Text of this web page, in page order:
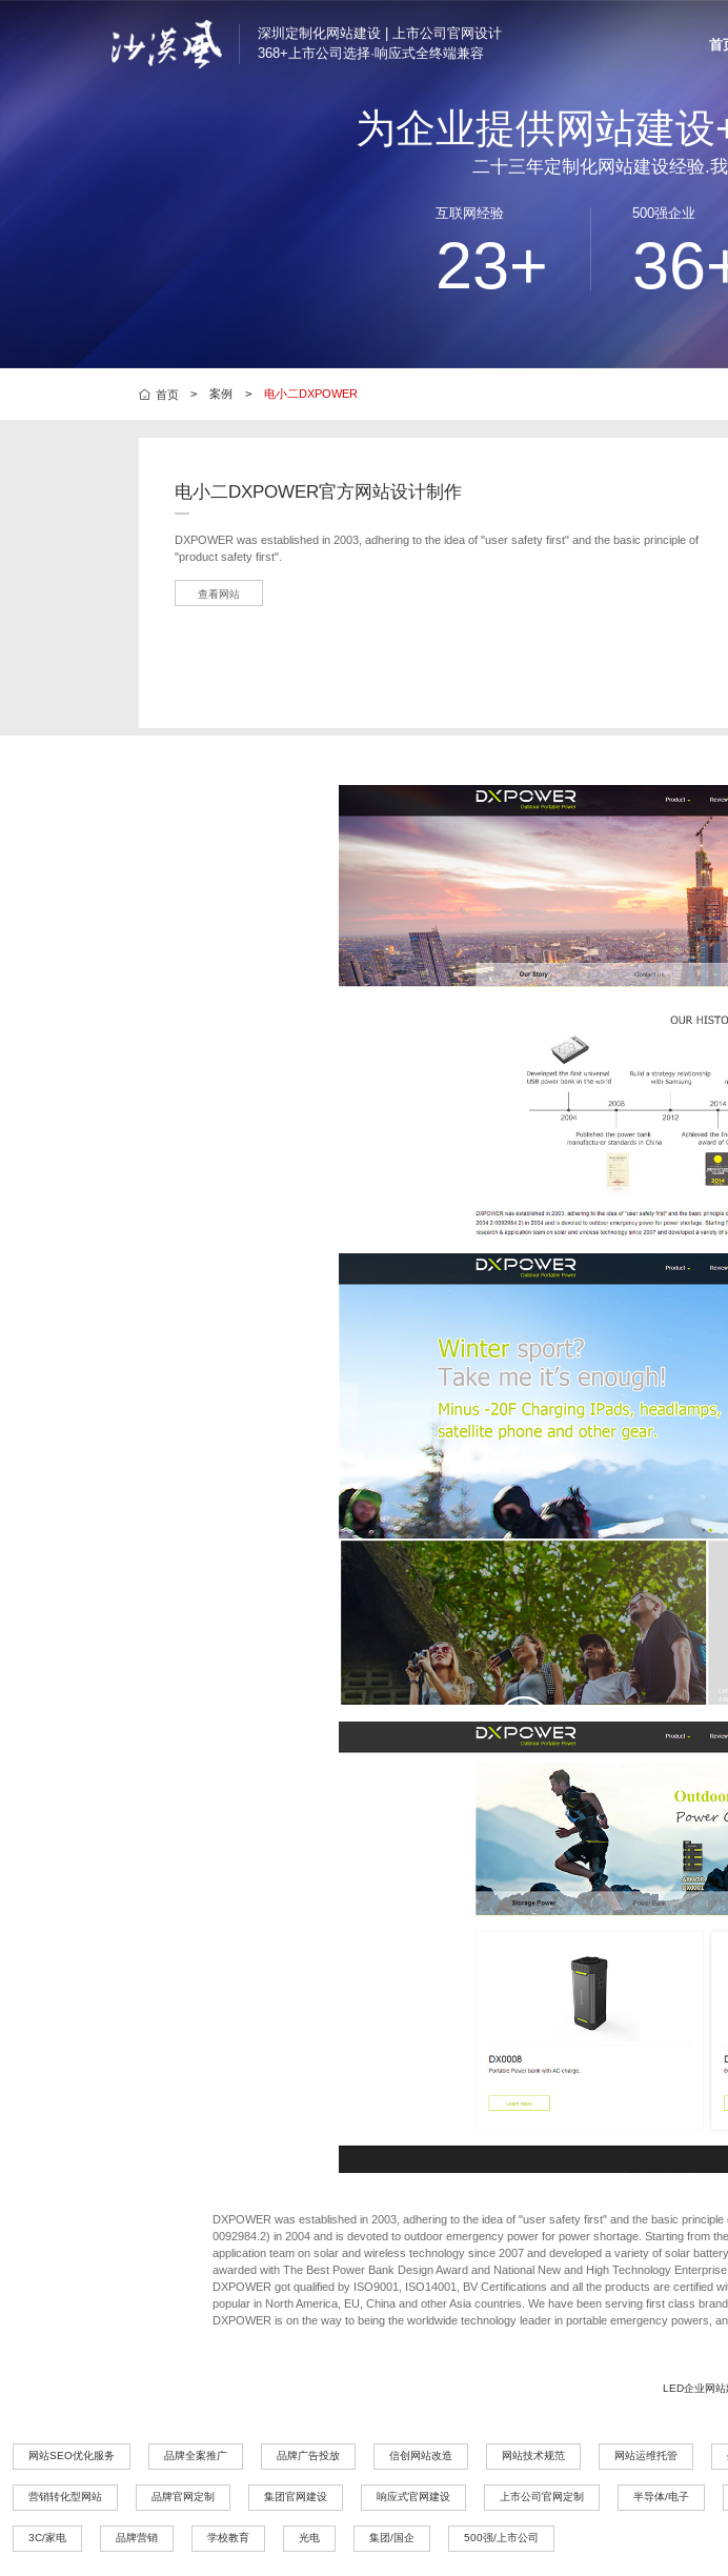
深圳定制化网站建设 | 上市公司官网设计
368+上市公司选择·响应式全终端兼容
首
垂直领域网站建设
行业门户网站建设
活动专题网站建设
技术安
网站运维
半导体与电子解决方案
汇顶科技、芯海科技、国民技术
生物医疗解决方案
奥美医疗、理邦精密、
互联网/科技解决方案
人工智能AI+解决方案
制造业解决方案
珠宝穿戴解决方案
关于沙漠风
实力认可
沙漠风与众不同
愿景价值
为企业提供网站建
二十三年定制化网站建设经验.
互联网经验
23+
500强企业
首页 > 案例 > 电小二DXPOWER
电小二DXPOWER官方网站设计制作
DXPOWER was established in 2003, adhering to the idea of "user safety first" and the basic principle of
"product safety first".
查看网站
DXPOWER was established in 2003, adhering to the idea of "user safety first" and the basic
0092984.2) in 2004 and is devoted to outdoor emergency power for power shortage. Starting from
application team on solar and wireless technology since 2007 and developed a variety of solar
awarded with The Best Power Bank Design Award and National New and High Technology Enterprise
DXPOWER got qualified by ISO9001, ISO14001, BV Certifications and all the products are
popular in North America, EU, China and other Asia countries. We have been serving first class
DXPOWER is on the way to being the worldwide technology leader in portable emergency powers,
LED企业网站
网站SEO优化服务 品牌全案推广 品牌广告投放 信创网站改造 网站技术规范 网站运维托管
营销转化型网站 品牌官网定制 集团官网建设 响应式官网建设 上市公司官网定制 半导体/电子
3C/家电 品牌营销 学校教育 光电 集团/国企 500强/上市公司